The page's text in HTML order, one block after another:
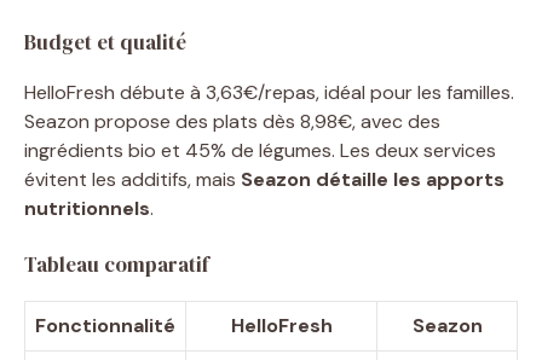
Budget et qualité
HelloFresh débute à 3,63€/repas, idéal pour les familles.
Seazon propose des plats dès 8,98€, avec des
ingrédients bio et 45% de légumes. Les deux services
évitent les additifs, mais Seazon détaille les apports
nutritionnels.
Tableau comparatif
Fonctionnalité HelloFresh Seazon